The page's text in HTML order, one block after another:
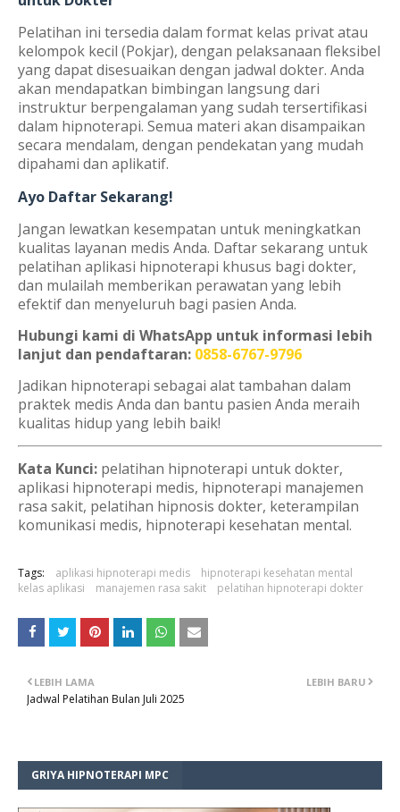
Pelatihan ini tersedia dalam format kelas privat atau
kelompok kecil (Pokjar), dengan pelaksanaan fleksibel
yang dapat disesuaikan dengan jadwal dokter. Anda
akan mendapatkan bimbingan langsung dari
instruktur berpengalaman yang sudah tersertifikasi
dalam hipnoterapi. Semua materi akan disampaikan
secara mendalam, dengan pendekatan yang mudah
dipahami dan aplikatif.
Ayo Daftar Sekarang!
Jangan lewatkan kesempatan untuk meningkatkan
kualitas layanan medis Anda. Daftar sekarang untuk
pelatihan aplikasi hipnoterapi khusus bagi dokter,
dan mulailah memberikan perawatan yang lebih
efektif dan menyeluruh bagi pasien Anda.
Hubungi kami di WhatsApp untuk informasi lebih
lanjut dan pendaftaran: 0858-6767-9796
Jadikan hipnoterapi sebagai alat tambahan dalam
praktek medis Anda dan bantu pasien Anda meraih
kualitas hidup yang lebih baik!
Kata Kunci: pelatihan hipnoterapi untuk dokter,
aplikasi hipnoterapi medis, hipnoterapi manajemen
rasa sakit, pelatihan hipnosis dokter, keterampilan
komunikasi medis, hipnoterapi kesehatan mental.
Tags: aplikasi hipnoterapi medis
hipnoterapi kesehatan mental
kelas aplikasi
manajemen rasa sakit pelatihan hipnoterapi dokter
LEBIH BARU
LEBIH LAMA
Jadwal Pelatihan Bulan Juli 2025
GRIYA HIPNOTERAPI MPC